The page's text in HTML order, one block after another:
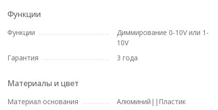
Функции
Функции
Диммирование 0-10V или 1-
10V
Гарантия
3 года
Материалы и цвет
Материал основания Алюминий||Пластик